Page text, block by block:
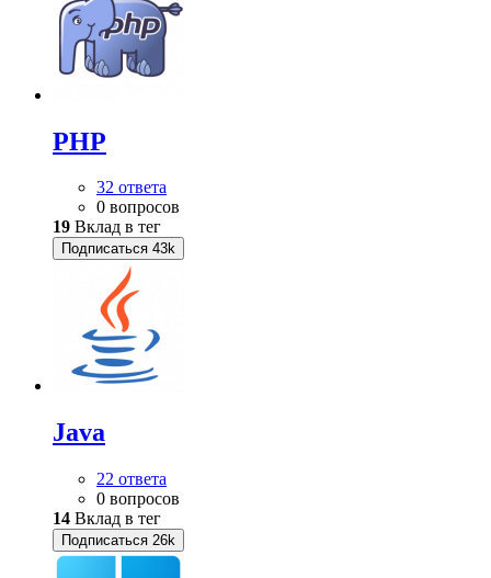
PHP
32 ответа
0 вопросов
19 Вклад в тег
Подписаться 43k
Java
22 ответа
0 вопросов
14 Вклад в тег
Подписаться 26k